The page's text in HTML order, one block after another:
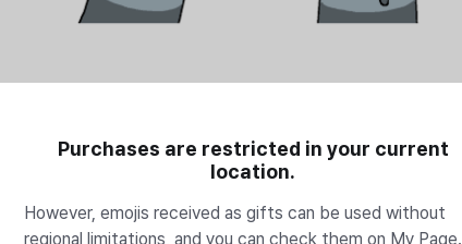
Purchases are restricted in your current
location.
However, emojis received as gifts can be used without
regional limitations, and you can check them on My Page.